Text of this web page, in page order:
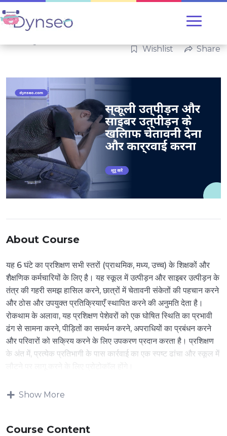
Wishlist Share
About Course
यह 6 घंटे का प्रशिक्षण सभी स्तरों (प्राथमिक, मध्य, उच्च) के शिक्षकों और
शैक्षणिक कर्मचारियों के लिए है। यह स्कूल में उत्पीड़न और साइबर उत्पीड़न के
तंत्र की गहरी समझ हासिल करने, छात्रों में चेतावनी संकेतों की पहचान करने
और ठोस और उपयुक्त प्रतिक्रियाएँ स्थापित करने की अनुमति देता है।
रोकथाम के अलावा, यह प्रशिक्षण पेशेवरों को एक घोषित स्थिति का प्रभावी
ढंग से सामना करने, पीड़ितों का समर्थन करने, अपराधियों का प्रबंधन करने
और परिवारों को सक्रिय करने के लिए उपकरण प्रदान करता है। प्रशिक्षण
के अंत में, प्रत्येक प्रतिभागी के पास कार्रवाई का एक स्पष्ट ढांचा और स्कूल में
Show More
Course Content